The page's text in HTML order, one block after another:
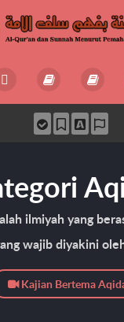
ilmiyah yang
wajib diyakini
Kajian Bertema